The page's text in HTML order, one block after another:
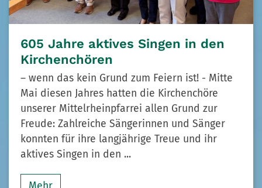
605 Jahre aktives Singen in den
Kirchenchören
– wenn das kein Grund zum Feiern ist! - Mitte
Mai diesen Jahres hatten die Kirchenchöre
unserer Mittelrheinpfarrei allen Grund zur
Freude: Zahlreiche Sängerinnen und Sänger
konnten für ihre langjährige Treue und ihr
aktives Singen in den ...